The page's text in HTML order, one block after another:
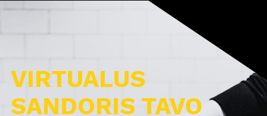
VIRTUALUS
SANDORIS TAVO